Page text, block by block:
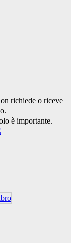
richiede o riceve
è importante.